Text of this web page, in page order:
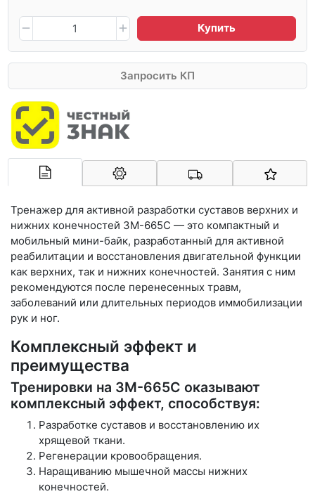
Купить
Запросить КП
Арконт-Мед
Тренажер для активной разработки суставов верхних и
нижних конечностей ЗМ-665C — это компактный и
мобильный мини-байк, разработанный для активной
реабилитации и восстановления двигательной функции
как верхних, так и нижних конечностей. Занятия с ним
рекомендуются после перенесенных травм,
заболеваний или длительных периодов иммобилизации
рук и ног.
Комплексный эффект и
преимущества
Тренировки на ЗМ-665C оказывают
комплексный эффект, способствуя:
Разработке суставов и восстановлению их
хрящевой ткани.
Регенерации кровообращения.
Наращиванию мышечной массы нижних
конечностей.